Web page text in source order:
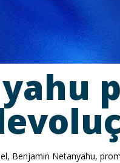
Benjamin Netanyahu,